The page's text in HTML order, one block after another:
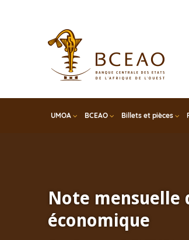
UMOA BCEAO Billets et pièces
Note mensuelle
économique